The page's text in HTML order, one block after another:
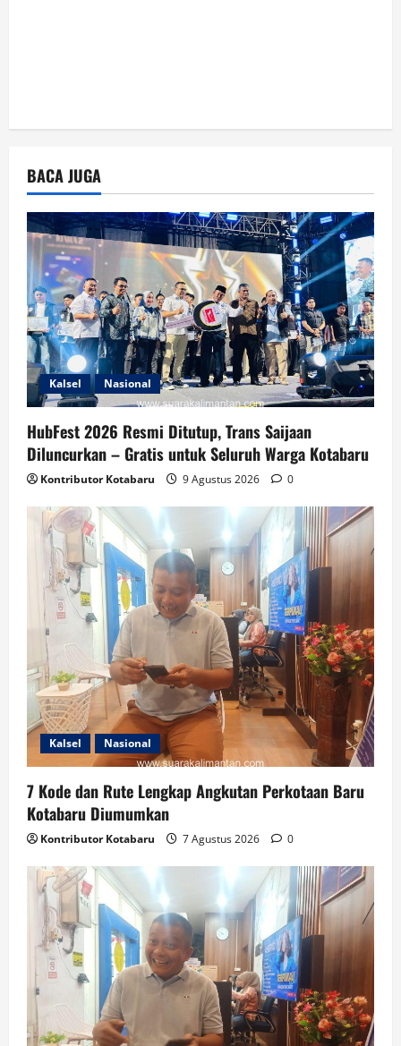
BACA JUGA
Kalsel Nasional
HubFest 2026 Resmi Ditutup, Trans Saijaan
Diluncurkan – Gratis untuk Seluruh Warga Kotabaru
Kontributor Kotabaru 9 Agustus 2026 0
Kalsel Nasional
7 Kode dan Rute Lengkap Angkutan Perkotaan Baru
Kotabaru Diumumkan
Kontributor Kotabaru 7 Agustus 2026 0